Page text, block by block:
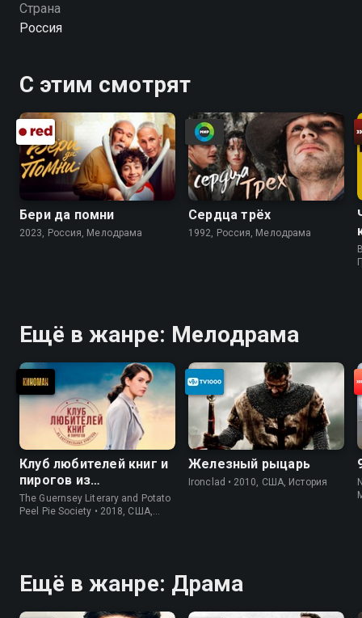
Страна
Россия
С этим смотрят
Бери да помни
2023, Россия, Мелодрама
Сердца трёх
1992, Россия, Мелодрама
Ещё в жанре: Мелодрама
Клуб любителей книг и
пирогов из
картофельных
очистков
The Guernsey Literary and Potato
Peel Pie Society • 2018, США,
Железный рыцарь
Ironclad • 2010, США, История
Ещё в жанре: Драма